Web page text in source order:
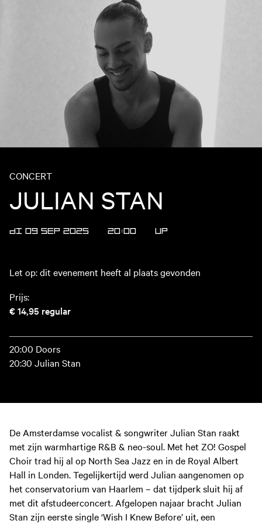
CONCERT
JULIAN STAN
DI 09 SEP 2025 20:00 UP
Let op: dit evenement heeft al plaats gevonden
Prijs:
€ 14,95 regular
20:00 Doors
20:30 Julian Stan
De Amsterdamse vocalist & songwriter Julian Stan raakt
met zijn warmhartige R&B & neo-soul. Met het ZO! Gospel
Choir trad hij al op North Sea Jazz en in de Royal Albert
Hall in Londen. Tegelijkertijd werd Julian aangenomen op
het conservatorium van Haarlem – dat tijdperk sluit hij af
met dit afstudeerconcert. Afgelopen najaar bracht Julian
Stan zijn eerste single ‘Wish I Knew Before’ uit, een